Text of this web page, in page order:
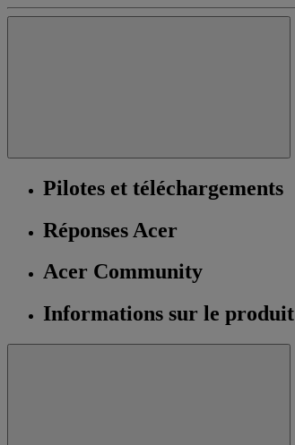
Pilotes et téléchargements
Réponses Acer
Acer Community
Informations sur le produit